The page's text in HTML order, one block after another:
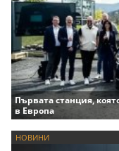
Първата станция,
в Европа
НОВИНИ